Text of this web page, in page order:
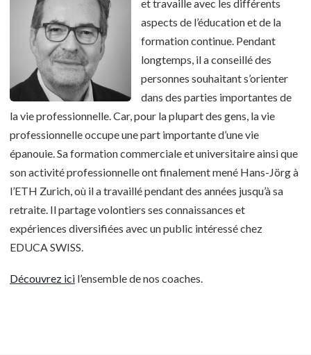
et travaille avec les différents
aspects de l’éducation et de la
formation continue. Pendant
longtemps, il a conseillé des
personnes souhaitant s’orienter
dans des parties importantes de
la vie professionnelle. Car, pour la plupart des gens, la vie
professionnelle occupe une part importante d’une vie
épanouie. Sa formation commerciale et universitaire ainsi que
son activité professionnelle ont finalement mené Hans-Jörg à
l’ETH Zurich, où il a travaillé pendant des années jusqu’à sa
retraite. Il partage volontiers ses connaissances et
expériences diversifiées avec un public intéressé chez
EDUCA SWISS.
Découvrez ici l’ensemble de nos coaches.